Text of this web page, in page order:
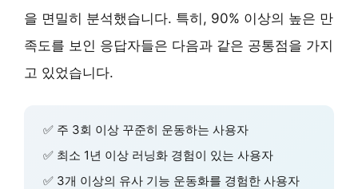
을 면밀히 분석했습니다. 특히, 90% 이상의 높은 만
족도를 보인 응답자들은 다음과 같은 공통점을 가지
고 있었습니다.
✅ 주 3회 이상 꾸준히 운동하는 사용자
✅ 최소 1년 이상 러닝화 경험이 있는 사용자
✅ 3개 이상의 유사 기능 운동화를 경험한 사용자